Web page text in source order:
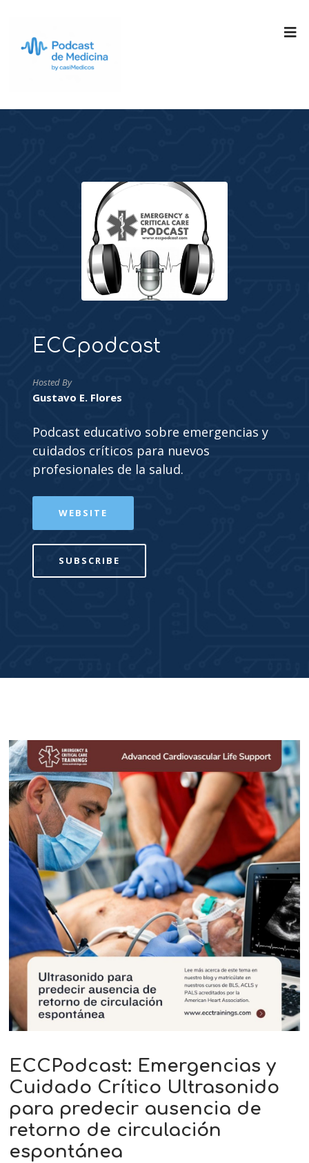
ECCpodcast
Hosted By
Gustavo E. Flores
Podcast educativo sobre emergencias y
cuidados críticos para nuevos
profesionales de la salud.
WEBSITE
SUBSCRIBE
ECCPodcast: Emergencias y
Cuidado Crítico Ultrasonido
para predecir ausencia de
retorno de circulación
espontánea